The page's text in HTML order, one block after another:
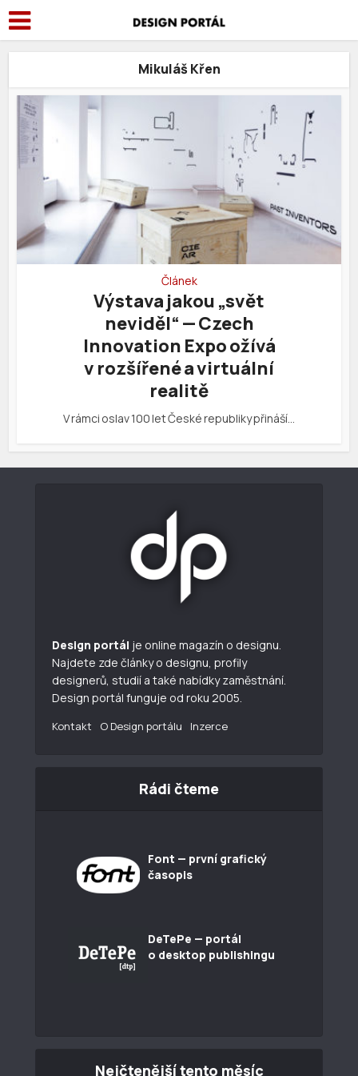
Mikuláš Křen
Článek
Výstava jakou „svět
neviděl“ — Czech
Innovation Expo ožívá
v rozšířené a virtuální
realitě
V rámci oslav 100 let České republiky přináší…
Design portál je online magazín o designu.
Najdete zde články o designu, profily
designerů, studií a také nabídky zaměstnání.
Design portál funguje od roku 2005.
Kontakt O Design portálu Inzerce
Rádi čteme
Font — první grafický
časopis
DeTePe — portál
o desktop publishingu
Nejčtenější tento měsíc